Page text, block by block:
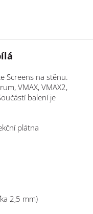
Screens na stěnu.
VMAX, VMAX2,
balení je
plátna
2,5 mm)